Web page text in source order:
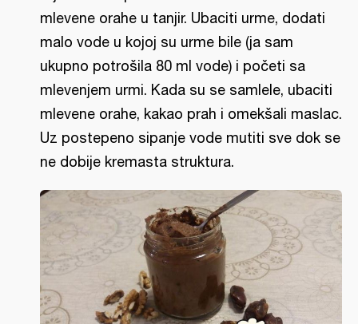
mlevene orahe u tanjir. Ubaciti urme, dodati
malo vode u kojoj su urme bile (ja sam
ukupno potrošila 80 ml vode) i početi sa
mlevenjem urmi. Kada su se samlele, ubaciti
mlevene orahe, kakao prah i omekšali maslac.
Uz postepeno sipanje vode mutiti sve dok se
ne dobije kremasta struktura.